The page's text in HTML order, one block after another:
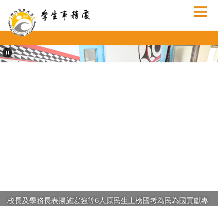
到
主
內
容
校長及學務長表揚施宏強等6人原民生上榜國考為民為國貢獻專